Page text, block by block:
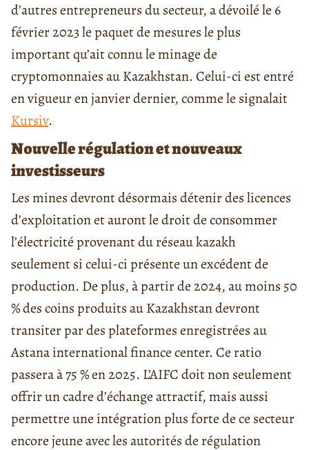
d’autres entrepreneurs du secteur, a dévoilé le 6
février 2023 le paquet de mesures le plus
important qu’ait connu le minage de
cryptomonnaies au Kazakhstan. Celui-ci est entré
en vigueur en janvier dernier, comme le signalait
Kursiv.
Nouvelle régulation et nouveaux
investisseurs
Les mines devront désormais détenir des licences
d’exploitation et auront le droit de consommer
l’électricité provenant du réseau kazakh
seulement si celui-ci présente un excédent de
production. De plus, à partir de 2024, au moins 50
% des coins produits au Kazakhstan devront
transiter par des plateformes enregistrées au
Astana international finance center. Ce ratio
passera à 75 % en 2025. L’AIFC doit non seulement
offrir un cadre d’échange attractif, mais aussi
permettre une intégration plus forte de ce secteur
encore jeune avec les autorités de régulation